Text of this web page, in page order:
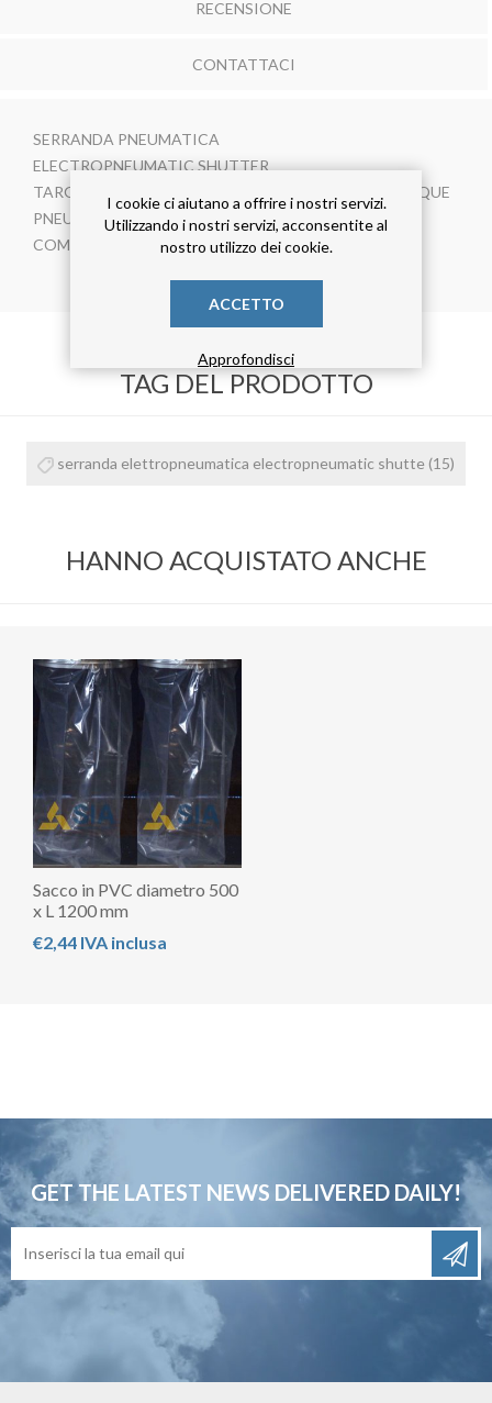
RECENSIONE
CONTATTACI
SERRANDA PNEUMATICA
ELECTROPNEUMATIC SHUTTER
TARGETTE A GUILLOTINE A COMMANDE PNEUMATIQUE
PNEUMATISCHER ABSPERRSCHIEBER
COMPUERTA PNEUMATICA
TAG DEL PRODOTTO
serranda elettropneumatica electropneumatic shutte (15)
HANNO ACQUISTATO ANCHE
Sacco in PVC diametro 500
x L 1200 mm
€2,44 IVA inclusa
GET THE LATEST NEWS DELIVERED DAILY!
I cookie ci aiutano a offrire i nostri servizi.
Utilizzando i nostri servizi, acconsentite al
nostro utilizzo dei cookie.
ACCETTO
Approfondisci